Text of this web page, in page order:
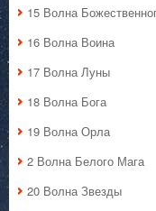
15 Волна
16 Волна Воина
17 Волна Луны
18 Волна Бога
19 Волна Орла
2 Волна Белого Мага
20 Волна Звезды